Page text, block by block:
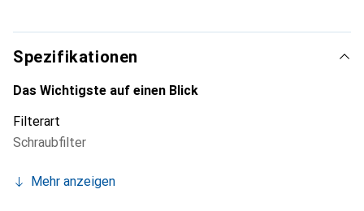
Spezifikationen
Das Wichtigste auf einen Blick
Filterart
Schraubfilter
Mehr anzeigen